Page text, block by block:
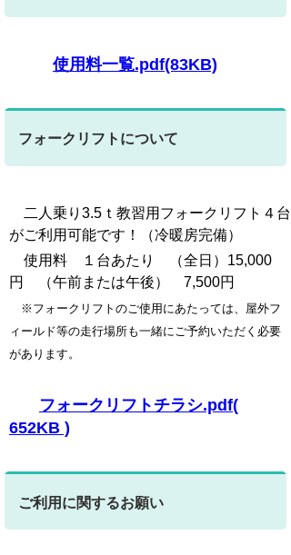
使用料一覧.pdf(83KB)
フォークリフトについて
二人乗り3.5ｔ教習用フォークリフト４台
がご利用可能です！（冷暖房完備）
使用料 １台あたり （全日）15,000
円 （午前または午後） 7,500円
※フォークリフトのご使用にあたっては、屋外フ
ィールド等の走行場所も一緒にご予約いただく 必要
があります。
フォークリフトチラシ.pdf(
652KB )
ご利用に関するお願い